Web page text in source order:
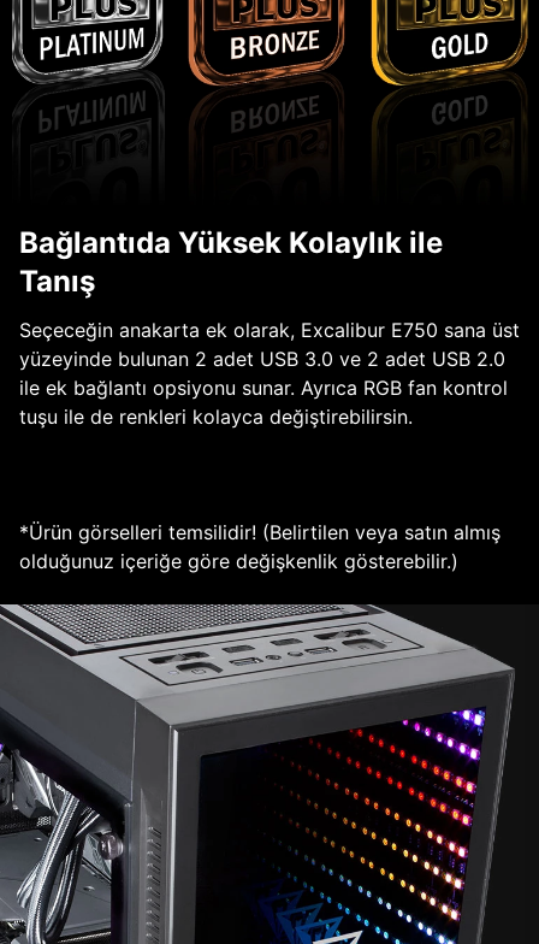
Bağlantıda Yüksek Kolaylık ile
Tanış
Seçeceğin anakarta ek olarak, Excalibur E750 sana üst
yüzeyinde bulunan 2 adet USB 3.0 ve 2 adet USB 2.0
ile ek bağlantı opsiyonu sunar. Ayrıca RGB fan kontrol
tuşu ile de renkleri kolayca değiştirebilirsin.
*Ürün görselleri temsilidir! (Belirtilen veya satın almış
olduğunuz içeriğe göre değişkenlik gösterebilir.)